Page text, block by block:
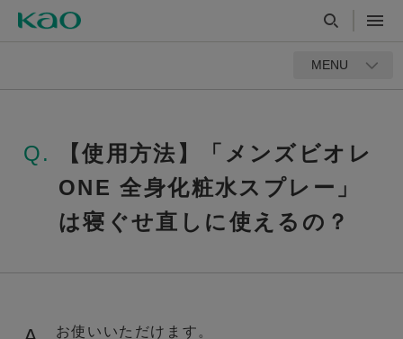
MENU
Q.
【使用方法】「メンズビオレ
ONE 全身化粧水スプレー」
は寝ぐせ直しに使えるの？
お使いいただけます。